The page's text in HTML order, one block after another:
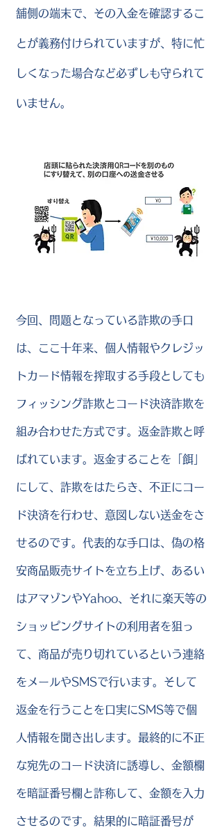
舗側の端末で、その入金を確認するこ
とが義務付けられていますが、特に忙
しくなった場合など必ずしも守られて
いません。
今回、問題となっている詐欺の手口
は、ここ十年来、個人情報やクレジッ
トカード情報を搾取する手段としても
フィッシング詐欺とコード決済詐欺を
組み合わせた方式です。返金詐欺と呼
ばれています。返金することを「餌」
にして、詐欺をはたらき、不正にコー
ド決済を行わせ、意図しない送金をさ
せるのです。代表的な手口は、偽の格
安商品販売サイトを立ち上げ、あるい
はアマゾンやYahoo、それに楽天等の
ショッピングサイトの利用者を狙っ
て、商品が売り切れているという連絡
をメールやSMSで行います。そして
返金を行うことを口実にSMS等で個
人情報を聞き出します。最終的に不正
な宛先のコード決済に誘導し、金額欄
を暗証番号欄と詐称して、金額を入力
させるのです。結果的に暗証番号が